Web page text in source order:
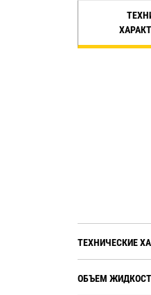
ТЕХНИЧЕСКИЕ
ОБЪЕМ